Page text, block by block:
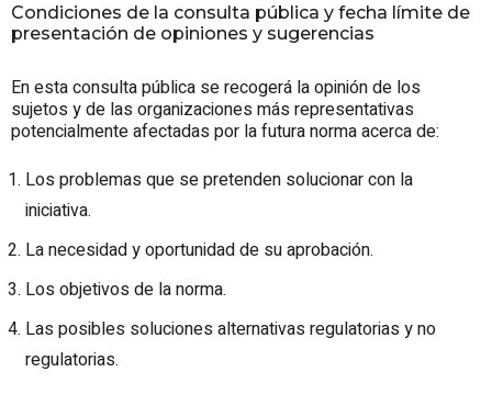
Condiciones de la consulta pública y fecha límite de
presentación de opiniones y sugerencias
En esta consulta pública se recogerá la opinión de los
sujetos y de las organizaciones más representativas
potencialmente afectadas por la futura norma acerca de:
Los problemas que se pretenden solucionar con la
iniciativa.
La necesidad y oportunidad de su aprobación.
Los objetivos de la norma.
Las posibles soluciones alternativas regulatorias y no
regulatorias.